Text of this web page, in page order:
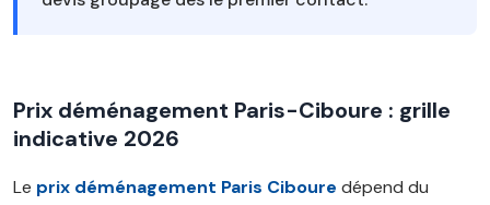
Prix déménagement Paris-Ciboure : grille
indicative 2026
Le prix déménagement Paris Ciboure dépend du